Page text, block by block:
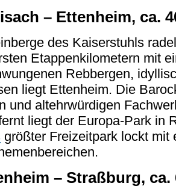
– Ettenheim, ca.
des Kaiserstuhls
Etappenkilometern mit
Rebbergen,
liegt Ettenheim. Die
und altehrwürdigen
liegt der Europa-Park in
größter Freizeitpark lockt mit
– Straßburg,